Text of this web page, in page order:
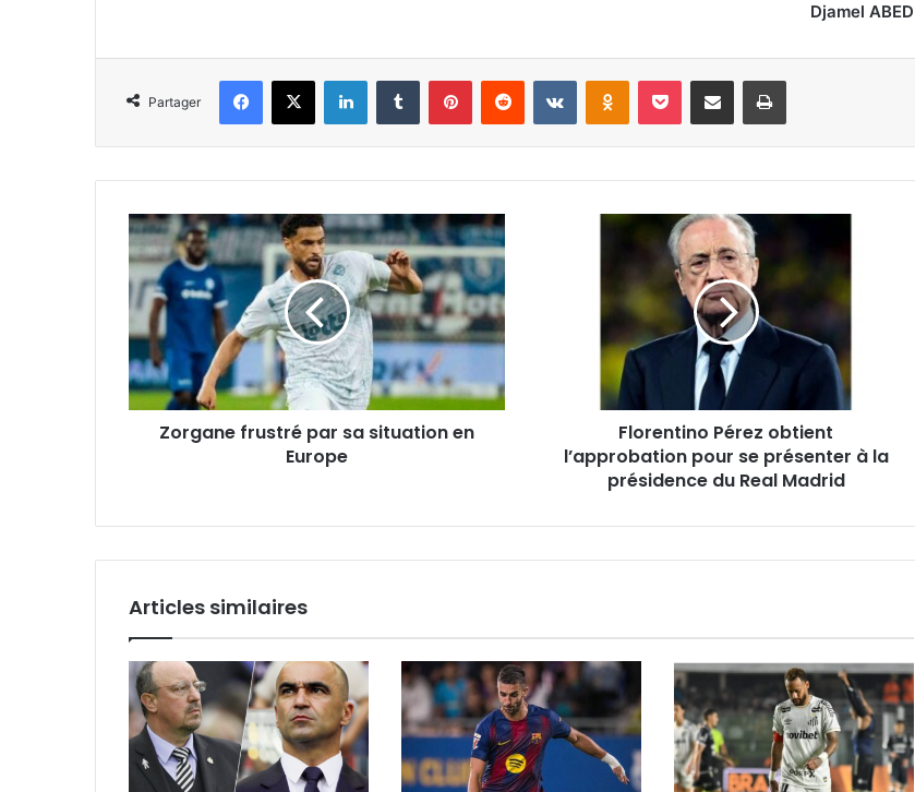
Djamel ABED
Partager
Facebook
X LinkedinTumblr PinterestReddit VKontakteOdnoklassniki
Pocket Partager par email Imprimer
Zorgane
frustré
par
situation
en
Europe
Zorgane frustré par sa situation en
Europe
présenter
Florentino Pérez obtient
l’approbation pour se présenter à la
présidence du Real Madrid
Articles similaires